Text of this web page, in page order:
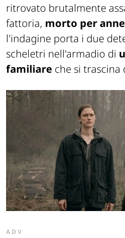
ritrovato brutalmente
fattoria, morto per
l'indagine porta i due
scheletri nell'armadio di
familiare che si trascina
ADV